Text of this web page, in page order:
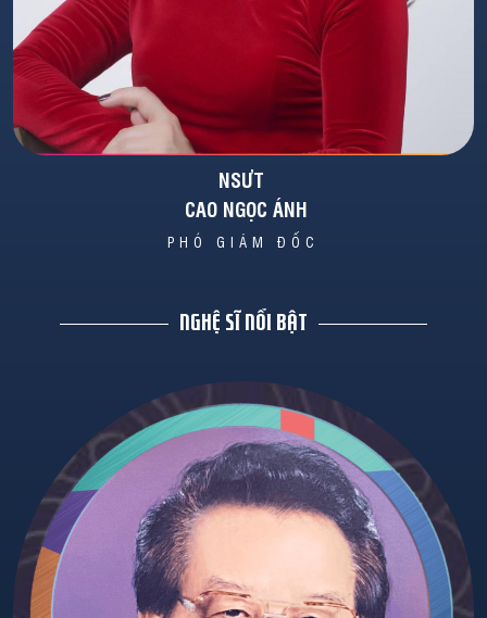
NSƯT
CAO NGỌC ÁNH
PHÓ GIÁM ĐỐC
NGHỆ SĨ NỔI BẬT